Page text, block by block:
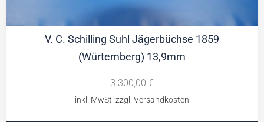
V. C. Schilling Suhl Jägerbüchse 1859
(Würtemberg) 13,9mm
3.300,00 €